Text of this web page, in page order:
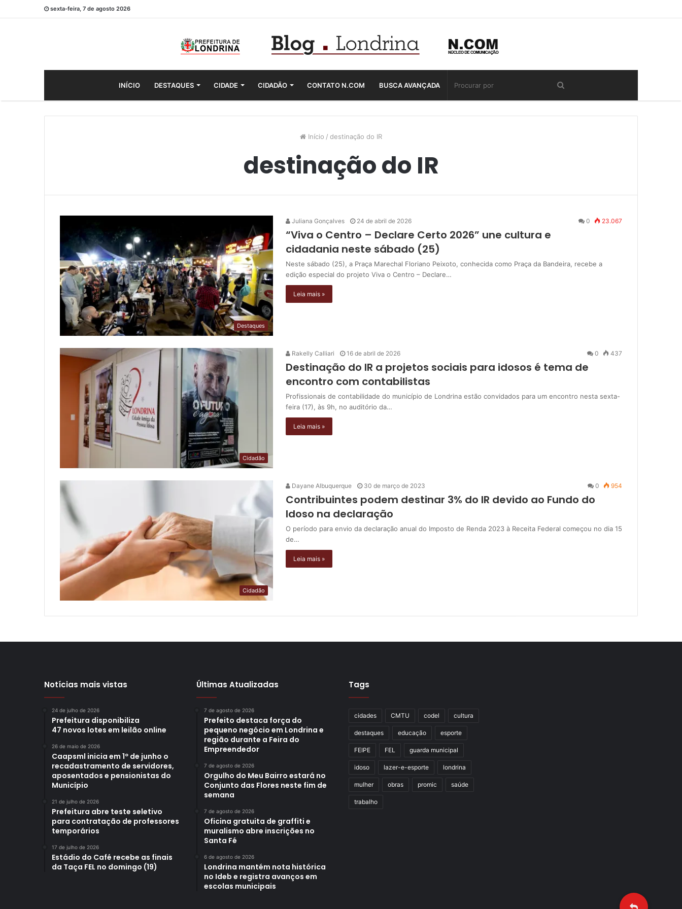
sexta-feira, 7 de agosto 2026
INÍCIO DESTAQUES CIDADE CIDADÃO CONTATO N.COM BUSCA AVANÇADA
Início / destinação do IR
destinação do IR
Destaques
Juliana Gonçalves 24 de abril de 2026 0 23.067
“Viva o Centro – Declare Certo 2026” une cultura e
cidadania neste sábado (25)
Neste sábado (25), a Praça Marechal Floriano Peixoto, conhecida como Praça da Bandeira, recebe a
edição especial do projeto Viva o Centro – Declare…
Leia mais »
Cidadão
Rakelly Calliari 16 de abril de 2026 0 437
Destinação do IR a projetos sociais para idosos é tema de
encontro com contabilistas
Profissionais de contabilidade do município de Londrina estão convidados para um encontro nesta sexta-
feira (17), às 9h, no auditório da…
Leia mais »
Cidadão
Dayane Albuquerque 30 de março de 2023 0 954
Contribuintes podem destinar 3% do IR devido ao Fundo do
Idoso na declaração
O período para envio da declaração anual do Imposto de Renda 2023 à Receita Federal começou no dia 15
de…
Leia mais »
Notícias mais vistas
24 de julho de 2026
Prefeitura disponibiliza
47 novos lotes em leilão online
26 de maio de 2026
Caapsml inicia em 1º de junho o
recadastramento de servidores,
aposentados e pensionistas do
Município
21 de julho de 2026
Prefeitura abre teste seletivo
para contratação de professores
temporários
17 de julho de 2026
Estádio do Café recebe as finais
da Taça FEL no domingo (19)
Últimas Atualizadas
7 de agosto de 2026
Prefeito destaca força do
pequeno negócio em Londrina e
região durante a Feira do
Empreendedor
7 de agosto de 2026
Orgulho do Meu Bairro estará no
Conjunto das Flores neste fim de
semana
7 de agosto de 2026
Oficina gratuita de graffiti e
muralismo abre inscrições no
Santa Fé
6 de agosto de 2026
Londrina mantém nota histórica
no Ideb e registra avanços em
escolas municipais
Tags
cidades CMTU codel cultura
destaques educação esporte
FEIPE FEL guarda municipal
idoso lazer-e-esporte londrina
mulher obras promic saúde
trabalho